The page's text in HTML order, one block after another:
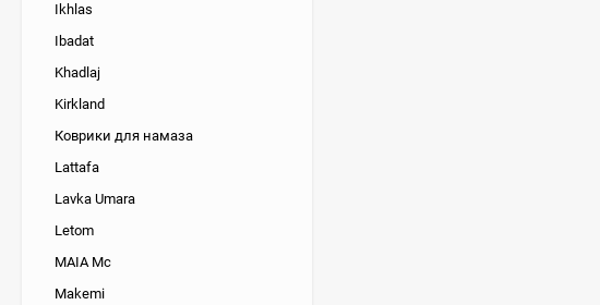
Ikhlas
Ibadat
Khadlaj
Kirkland
Коврики для намаза
Lattafa
Lavka Umara
Letom
MAIA Mc
Makemi